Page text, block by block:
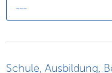
---
Schule, Ausbildung,